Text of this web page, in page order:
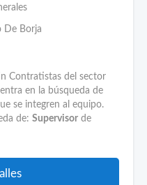
De Borja
Contratistas del sector
en la búsqueda de
se integren al equipo.
de: Supervisor de